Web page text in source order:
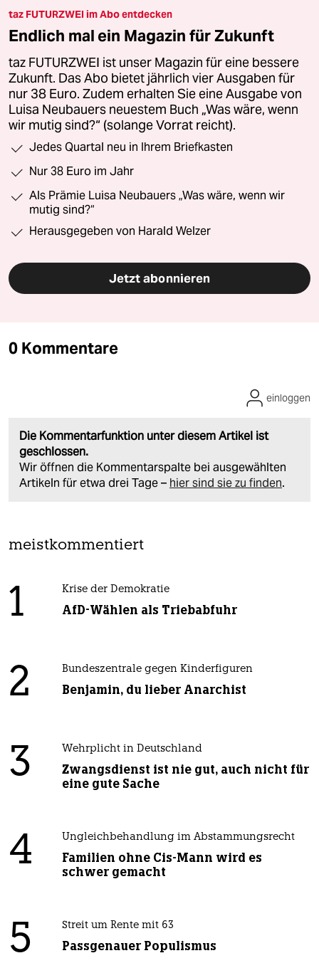
taz FUTURZWEI im Abo entdecken
Endlich mal ein Magazin für Zukunft
taz FUTURZWEI ist unser Magazin für eine bessere
Zukunft. Das Abo bietet jährlich vier Ausgaben für
nur 38 Euro. Zudem erhalten Sie eine Ausgabe von
Luisa Neubauers neuestem Buch „Was wäre, wenn
wir mutig sind?“ (solange Vorrat reicht).
Jedes Quartal neu in Ihrem Briefkasten
Nur 38 Euro im Jahr
Als Prämie Luisa Neubauers „Was wäre, wenn wir
mutig sind?“
Herausgegeben von Harald Welzer
Jetzt abonnieren
0 Kommentare
Die Kommentarfunktion unter diesem Artikel ist
geschlossen.
Wir öffnen die Kommentarspalte bei ausgewählten
Artikeln für etwa drei Tage – hier sind sie zu finden.
einloggen
meistkommentiert
1 Krise der Demokratie
AfD-Wählen als Triebabfuhr
2 Bundeszentrale gegen Kinderfiguren
Benjamin, du lieber Anarchist
3 Wehrplicht in Deutschland
Zwangsdienst ist nie gut, auch nicht für
eine gute Sache
4 Ungleichbehandlung im Abstammungsrecht
Familien ohne Cis-Mann wird es
schwer gemacht
5 Streit um Rente mit 63
Passgenauer Populismus